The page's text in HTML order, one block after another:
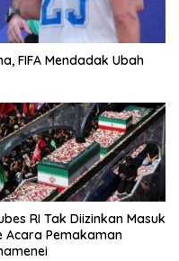
FIFA Mendadak Ubah
RI Tak Diizinkan Masuk
Acara Pemakaman